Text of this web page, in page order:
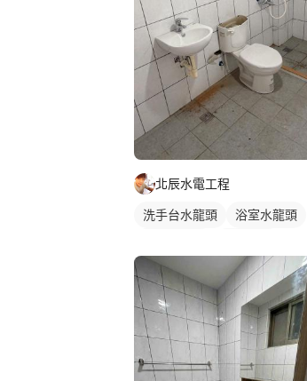
北辰水電工程
洗手台水龍頭
浴室水龍頭